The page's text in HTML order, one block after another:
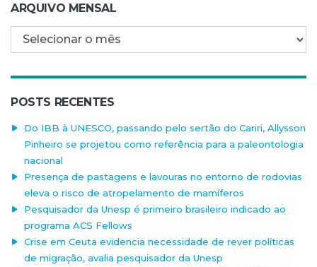
ARQUIVO MENSAL
Arquivo mensal
POSTS RECENTES
Do IBB à UNESCO, passando pelo sertão do Cariri, Allysson
Pinheiro se projetou como referência para a paleontologia
nacional
Presença de pastagens e lavouras no entorno de rodovias
eleva o risco de atropelamento de mamíferos
Pesquisador da Unesp é primeiro brasileiro indicado ao
programa ACS Fellows
Crise em Ceuta evidencia necessidade de rever políticas
de migração, avalia pesquisador da Unesp